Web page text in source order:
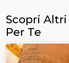
Scopri
Per Te